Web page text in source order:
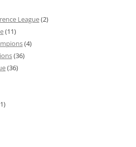
League(2)
(11)
(4)
(36)
(36)